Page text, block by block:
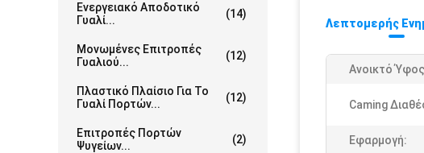
Ενεργειακό Αποδοτικό
Γυαλί...
(14)
Μονωμένες Επιτροπές
Γυαλιού...
(12)
Πλαστικό Πλαίσιο Για Το
Γυαλί Πορτών...
(12)
Επιτροπές Πορτών
Ψυγείων...
(2)
Λεπτομερής
Ανοικτό
Caming
Εφαρμογή: